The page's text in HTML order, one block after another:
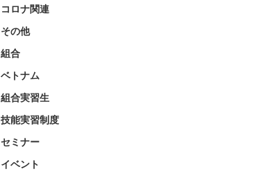
コロナ関連
その他
組合
ベトナム
組合実習生
技能実習制度
セミナー
イベント